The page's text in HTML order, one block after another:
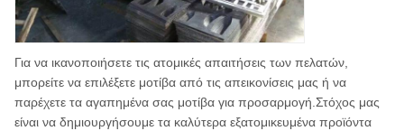
Για να ικανοποιήσετε τις ατομικές απαιτήσεις των πελατών,
μπορείτε να επιλέξετε μοτίβα από τις απεικονίσεις μας ή να
παρέχετε τα αγαπημένα σας μοτίβα για προσαρμογή.Στόχος μας
είναι να δημιουργήσουμε τα καλύτερα εξατομικευμένα προϊόντα